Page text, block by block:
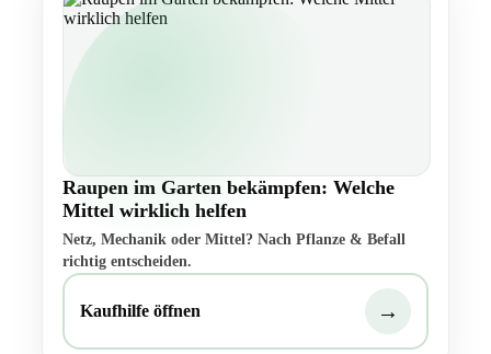
Raupen im Garten bekämpfen: Welche
Mittel wirklich helfen
Netz, Mechanik oder Mittel? Nach Pflanze & Befall
richtig entscheiden.
Kaufhilfe öffnen →